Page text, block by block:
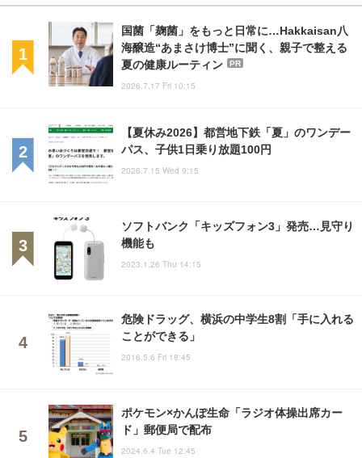
国菌「麹菌」をもっと日常に…Hakkaisan八
海醸造“あまさけ博士”に聞く、親子で整える
夏の健康ルーティン
PR
2026.7.17 Fri 10:15
【夏休み2026】都営地下鉄「夏」のワンデー
パス、子供1日乗り放題100円
2026.7.15 Wed 9:15
ソフトバンク「キッズフォン3」発売…見守り
機能も
2023.1.26 Thu 14:15
危険ドラッグ、横浜の中学生8割「手に入れる
ことができる」
2016.5.6 Fri 18:45
ポケモン×かんぽ生命「ラジオ体操出席カー
ド」郵便局で配布
2024.6.4 Tue 12:45